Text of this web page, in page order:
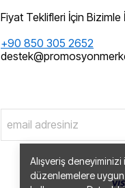
Alışveriş
düzenlemelere
Fiyat Teklifleri İçin Bizimle
+90 850 305 2652